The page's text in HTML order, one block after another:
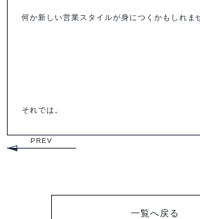
何か新しい営業スタイルが身につくかもしれま
それでは。
PREV
一覧へ戻る